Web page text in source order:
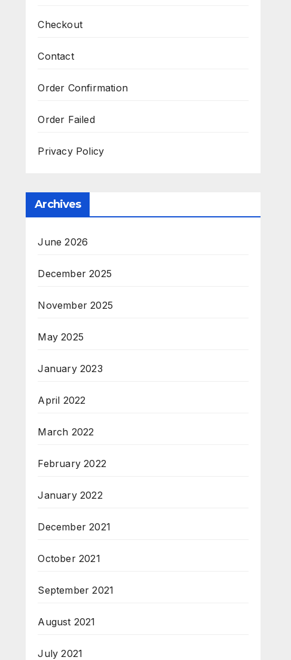
Checkout
Contact
Order Confirmation
Order Failed
Privacy Policy
Archives
June 2026
December 2025
November 2025
May 2025
January 2023
April 2022
March 2022
February 2022
January 2022
December 2021
October 2021
September 2021
August 2021
July 2021